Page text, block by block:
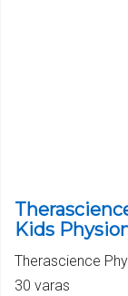
Kids
Therascience
30 varas